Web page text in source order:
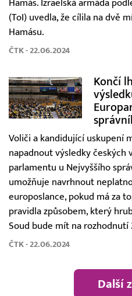
Hamás. Izraelská armáda
(ToI) uvedla, že cílila na dvě
Hamásu.
ČTK - 22.06.2024
Končí
Voliči a kandidující uskupení
napadnout výsledky českých
parlamentu u Nejvyššího
umožňuje navrhnout
europoslance, pokud má za
pravidla způsobem, který
Soud bude mít na
ČTK - 22.06.2024
Další